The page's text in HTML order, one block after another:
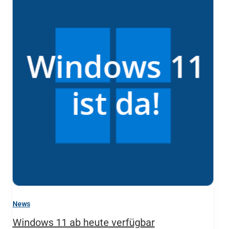
News
Windows 11 ab heute verfügbar